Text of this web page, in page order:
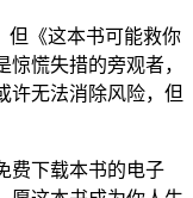
但《这本书可能救你
慌失措的旁观者，
许无法消除风险，但
费下载本书的电子